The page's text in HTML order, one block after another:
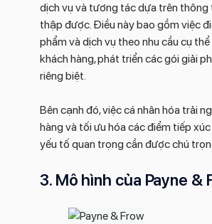
dịch vụ và tương tác dựa trên thông
thập được. Điều này bao gồm việc
phẩm và dịch vụ theo nhu cầu cụ
khách hàng, phát triển các gói giải
riêng biệt.
Bên cạnh đó, việc cá nhân hóa trải
hàng và tối ưu hóa các điểm tiếp
yếu tố quan trọng cần được chú
3. Mô hình của Payne &